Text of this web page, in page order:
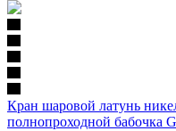
Кран шаровой латунь
полнопроходной бабочка